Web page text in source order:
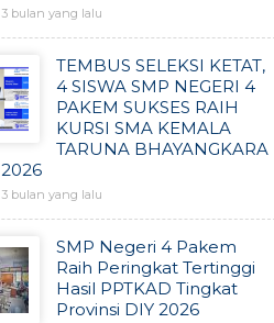
3 bulan yang lalu
TEMBUS SELEKSI KETAT,
4 SISWA SMP NEGERI 4
PAKEM SUKSES RAIH
KURSI SMA KEMALA
TARUNA BHAYANGKARA
2026
3 bulan yang lalu
SMP Negeri 4 Pakem
Raih Peringkat Tertinggi
Hasil PPTKAD Tingkat
Provinsi DIY 2026